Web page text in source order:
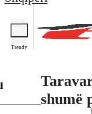
Trendy
shumë